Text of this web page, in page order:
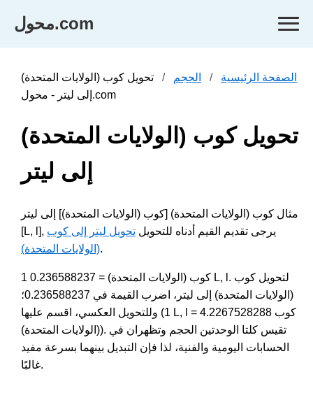
محول.com
الصفحة الرئيسية الحجم
تحويل كوب (الولايات المتحدة)
إلى ليتر - محول.com
تحويل كوب (الولايات المتحدة)
إلى ليتر
مثال كوب (الولايات المتحدة) [كوب (الولايات المتحدة)] إلى ليتر
[L, l], يرجى تقديم القيم أدناه للتحويل تحويل ليتر إلى كوب
(الولايات المتحدة).
1 كوب (الولايات المتحدة) = 0.236588237 L, l. لتحويل كوب
(الولايات المتحدة) إلى ليتر، اضرب القيمة في 0.236588237؛
وللتحويل العكسي، اقسم عليها (1 L, l = 4.2267528288 كوب
(الولايات المتحدة)). تقيس كلتا الوحدتين الحجم وتظهران في
الحسابات اليومية والفنية، لذا فإن التبديل بينهما بسرعة مفيد
غالبًا.